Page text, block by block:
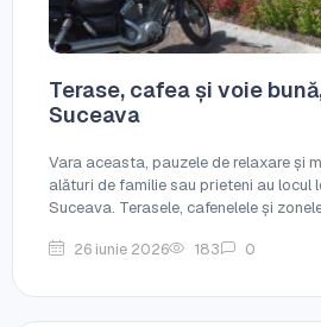
Terase, cafea și voie
Suceava
Vara aceasta, pauzele de relaxare și
alături de familie sau prieteni au locul
Suceava. Terasele, cafenelele și
26 iunie 2026 183 0